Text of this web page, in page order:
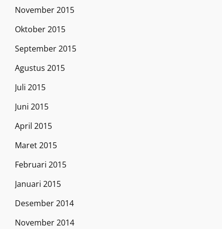
November 2015
Oktober 2015
September 2015
Agustus 2015
Juli 2015
Juni 2015
April 2015
Maret 2015
Februari 2015
Januari 2015
Desember 2014
November 2014